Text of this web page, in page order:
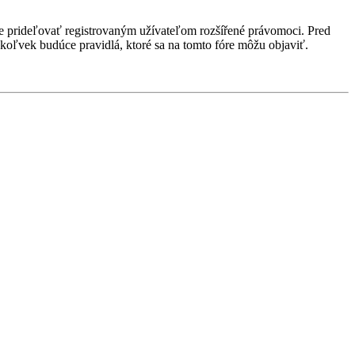
prideľovať registrovaným užívateľom rozšířené právomoci. Pred
budúce pravidlá, ktoré sa na tomto fóre môžu objaviť.